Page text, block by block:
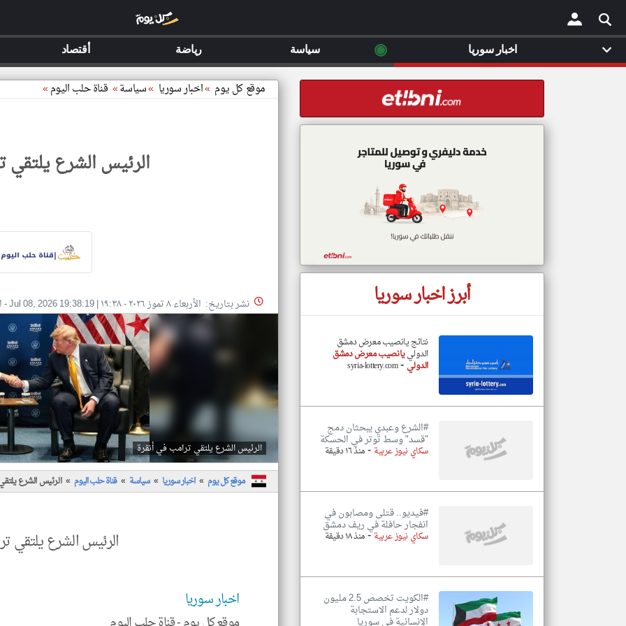
× موقع كل يوم »اخبار سوريا »سياسة» قناة حلب اليوم»
الرئيس الشرع يلتقي
نشر بتاريخ: الأربعاء ٨ تموز ٢٠٢٦ - ١٩:٣٨ |
Jul 08, 2026 19:38:19
-
الرئيس الشرع يلتقي ترامب في أنقرة
موقع كل يوم اخبار سوريا سياسة قناة حلب اليوم الرئيس الشرع
الرئيس الشرع يلتقي
اخبار سوريا
أبرز اخبار سوريا
نتائج يانصيب معرض دمشق
الدولييانصيب معرض دمشق
الدولي-
syria-lottery.com
#الشرع وعبدي يبحثان دمج
"قسد" وسط توتر في الحسكة
سكاي نيوز عربية-منذ ١٦ دقيقة
#فيديو.. قتلى ومصابون في
انفجار حافلة في ريف دمشق
سكاي نيوز عربية-منذ ١٨ دقيقة
#الكويت تخصص 2.5 مليون
دولار لدعم الاستجابة
الإنسانية في سوريا
اخبار سوريا ◉ سياسة رياضة أقتصاد